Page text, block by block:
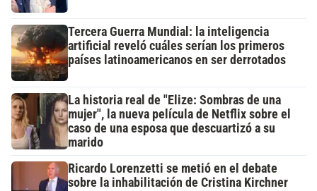
Tercera Guerra Mundial: la inteligencia
artificial reveló cuáles serían los primeros
países latinoamericanos en ser derrotados
La historia real de "Elize: Sombras de una
mujer", la nueva película de Netflix sobre el
caso de una esposa que descuartizó a su
marido
Ricardo Lorenzetti se metió en el debate
sobre la inhabilitación de Cristina Kirchner